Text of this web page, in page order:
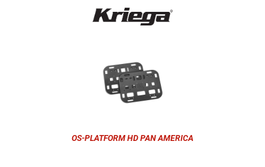
OS-PLATFORM HD PAN AMERICA